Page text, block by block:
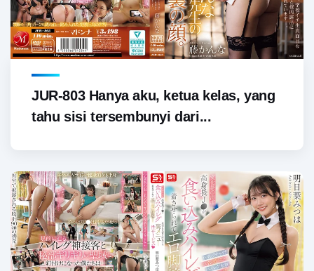
JUR-803 Hanya aku, ketua kelas, yang
tahu sisi tersembunyi dari...